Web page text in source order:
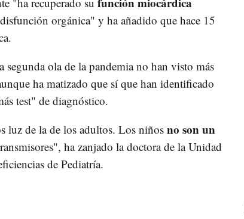
orgánica" y ha añadido que hace 15
ola de la pandemia no han visto más
ha matizado que sí que han identificado
test" de diagnóstico.
luz de la de los adultos. Los niños no son un
ha zanjado la doctora de la Unidad
de Pediatría.